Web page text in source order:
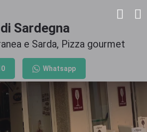
Sardegna
e Sarda, Pizza gourmet
Whatsapp